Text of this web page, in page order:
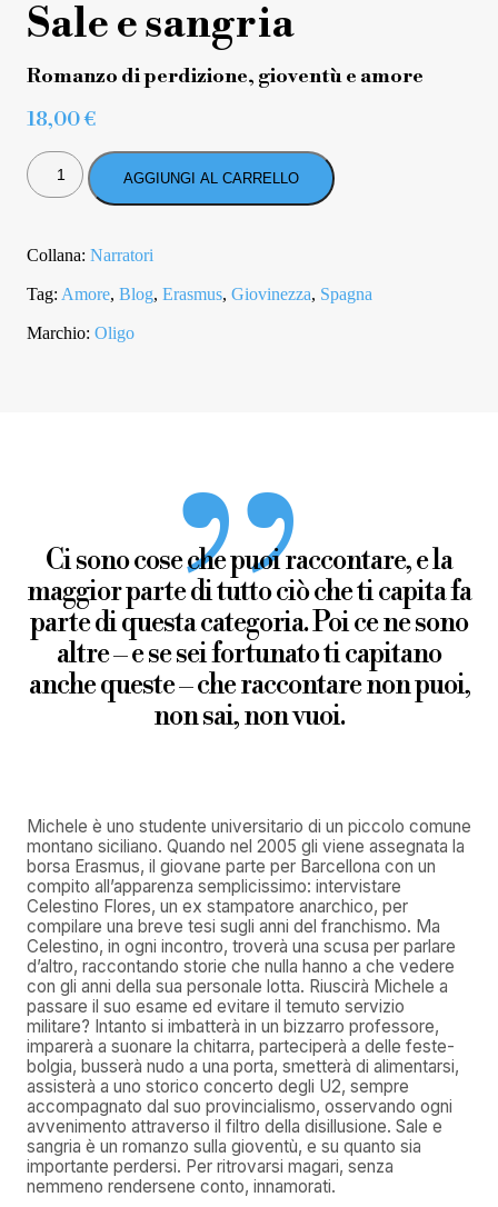
Sale e sangria
Romanzo di perdizione, gioventù e amore
18,00€
SALE
E
SANGRIA
AGGIUNGI AL CARRELLO
Collana: Narratori
Tag: Amore, Blog, Erasmus, Giovinezza, Spagna
Marchio: Oligo
Ci sono cose che puoi raccontare, e la
maggior parte di tutto ciò che ti capita fa
parte di questa categoria. Poi ce ne sono
altre – e se sei fortunato ti capitano
anche queste – che raccontare non puoi,
non sai, non vuoi.
Michele è uno studente universitario di un piccolo comune
montano siciliano. Quando nel 2005 gli viene assegnata la
borsa Erasmus, il giovane parte per Barcellona con un
compito all’apparenza semplicissimo: intervistare
Celestino Flores, un ex stampatore anarchico, per
compilare una breve tesi sugli anni del franchismo. Ma
Celestino, in ogni incontro, troverà una scusa per parlare
d’altro, raccontando storie che nulla hanno a che vedere
con gli anni della sua personale lotta. Riuscirà Michele a
passare il suo esame ed evitare il temuto servizio
militare? Intanto si imbatterà in un bizzarro professore,
imparerà a suonare la chitarra, parteciperà a delle feste-
bolgia, busserà nudo a una porta, smetterà di alimentarsi,
assisterà a uno storico concerto degli U2, sempre
accompagnato dal suo provincialismo, osservando ogni
avvenimento attraverso il filtro della disillusione. Sale e
sangria è un romanzo sulla gioventù, e su quanto sia
importante perdersi. Per ritrovarsi magari, senza
nemmeno rendersene conto, innamorati.